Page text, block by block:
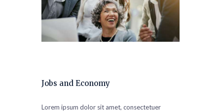
Jobs and Economy
Lorem ipsum dolor sit amet, consectetuer